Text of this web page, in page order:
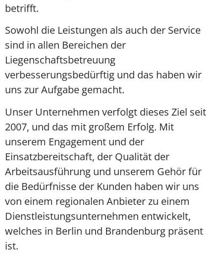
betrifft.
Sowohl die Leistungen als auch der Service
sind in allen Bereichen der
Liegenschaftsbetreuung
verbesserungsbedürftig und das haben wir
uns zur Aufgabe gemacht.
Unser Unternehmen verfolgt dieses Ziel seit
2007, und das mit großem Erfolg. Mit
unserem Engagement und der
Einsatzbereitschaft, der Qualität der
Arbeitsausführung und unserem Gehör für
die Bedürfnisse der Kunden haben wir uns
von einem regionalen Anbieter zu einem
Dienstleistungsunternehmen entwickelt,
welches in Berlin und Brandenburg präsent
ist.